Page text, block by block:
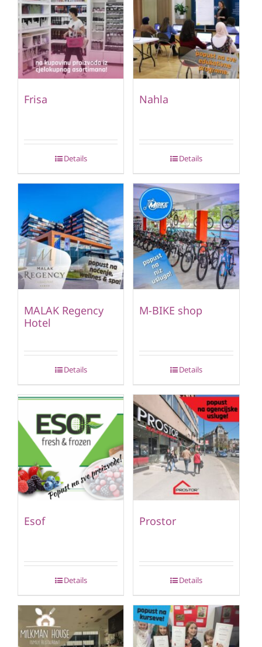
Frisa
Details
Nahla
Details
MALAK Regency
Hotel
Details
M-BIKE shop
Details
Esof
Details
Prostor
Details